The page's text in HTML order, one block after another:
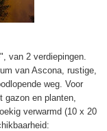
van 2 verdiepingen.
van Ascona, rustige,
weg. Voor
gazon en planten,
verwarmd (10 x 20